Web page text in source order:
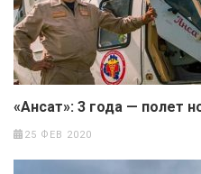
«Ансат»: 3 года — полет
25 ФЕВ 2020